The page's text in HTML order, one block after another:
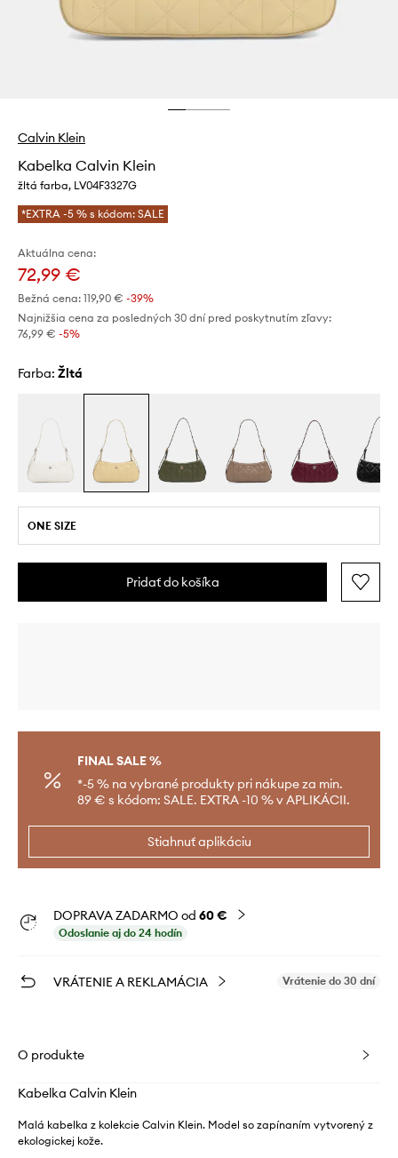
Calvin Klein
Kabelka Calvin Klein
žltá farba, LV04F3327G
*EXTRA -5 % s kódom: SALE
Aktuálna cena:
72,99 €
Bežná cena: 119,90 € -39%
Najnižšia cena za posledných 30 dní pred poskytnutím zľavy:
76,99 € -5%
Farba: žltá
ONE SIZE
Pridať do košíka
FINAL SALE %
*-5 % na vybrané produkty pri nákupe za min.
89 € s kódom: SALE. EXTRA -10 % v APLIKÁCII.
Stiahnuť aplikáciu
DOPRAVA ZADARMO od 60 €
Odoslanie aj do 24 hodín
VRÁTENIE A REKLAMÁCIA Vrátenie do 30 dní
O produkte
Kabelka Calvin Klein
Malá kabelka z kolekcie Calvin Klein. Model so zapínaním vytvorený z
ekologickej kože.